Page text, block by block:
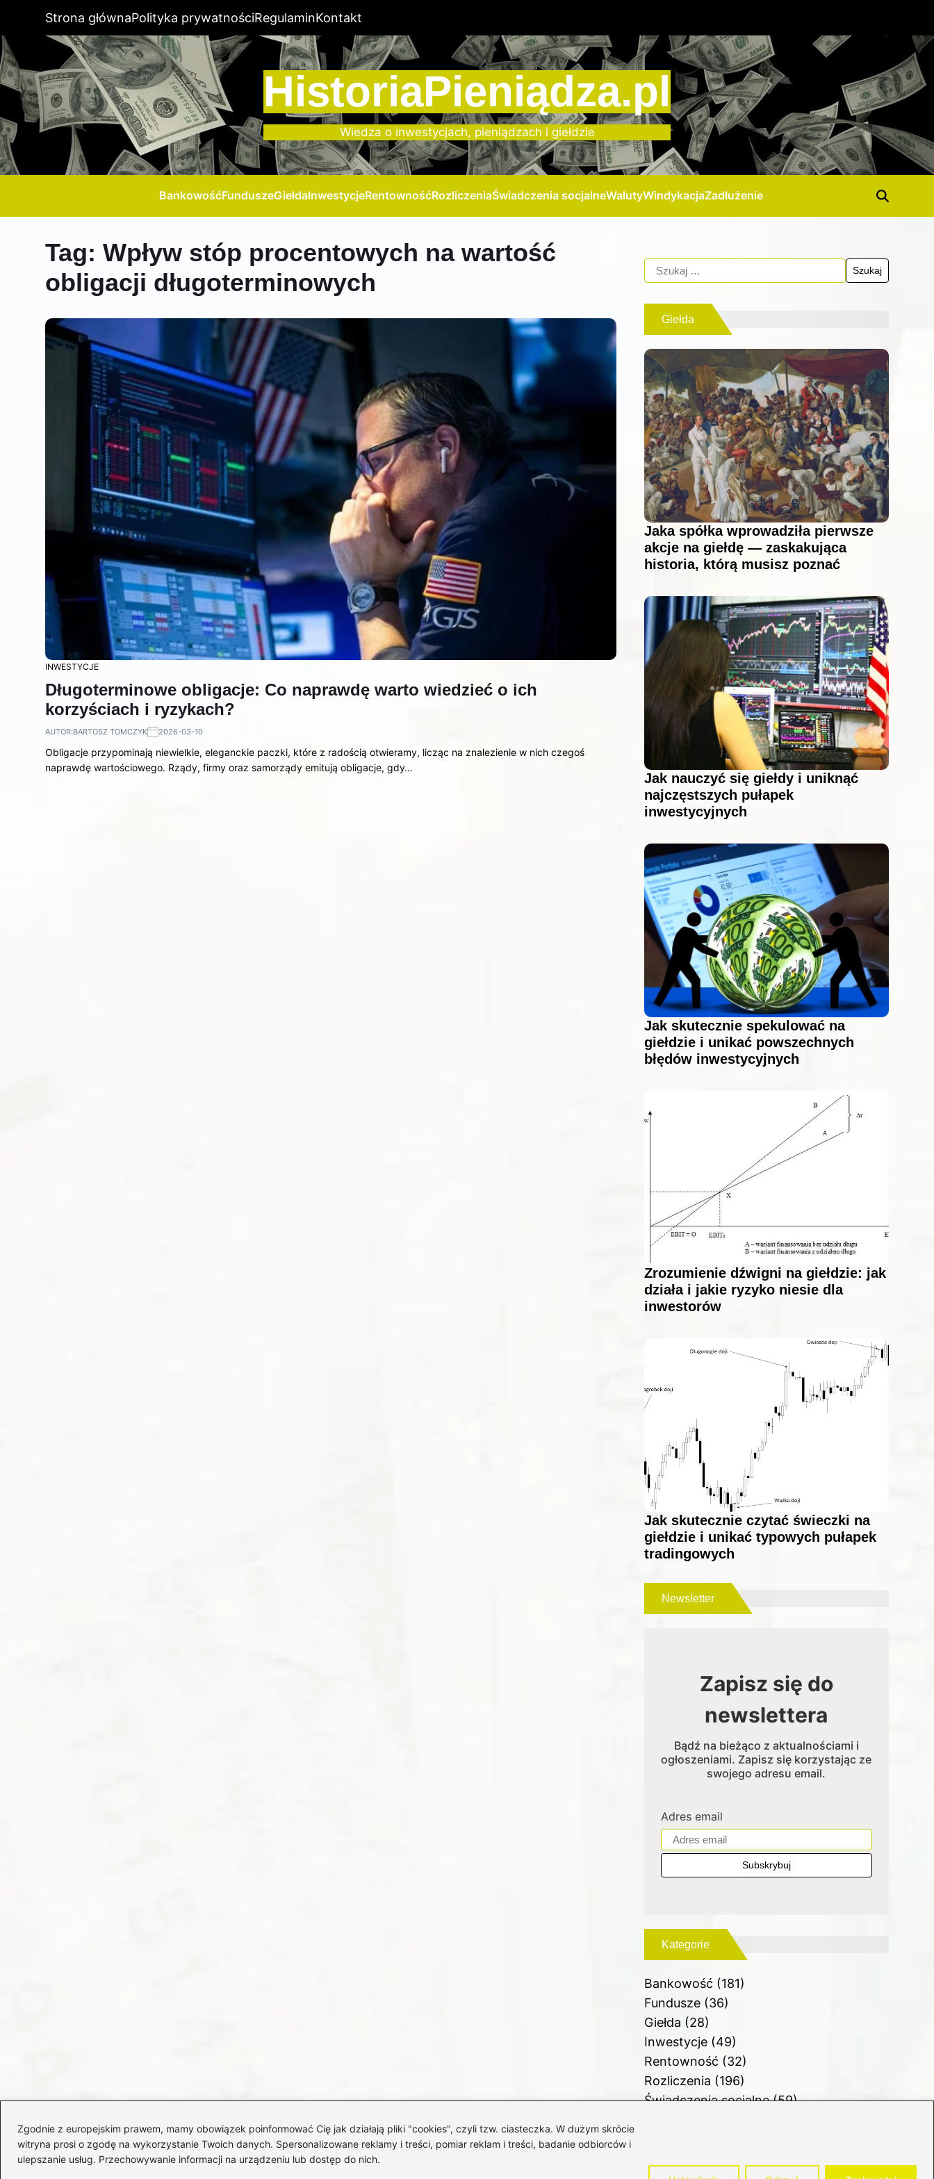
Zgodnie z europejskim prawem, mamy obowiązek poinformować Cię jak działają pliki "cookies", czyli tzw. ciasteczka. W dużym skrócie
witryna prosi o zgodę na wykorzystanie Twoich danych. Spersonalizowane reklamy i treści, pomiar reklam i treści, badanie odbiorców i
ulepszanie usług. Przechowywanie informacji na urządzeniu lub dostęp do nich.
Strona głównaPolityka prywatnościRegulaminKontakt
HistoriaPieniądza.pl
Wiedza o inwestycjach, pieniądzach i giełdzie
BankowośćFunduszeGiełdaInwestycjeRentownośćRozliczeniaŚwiadczenia socjalneWalutyWindykacjaZadłużenie
Tag: Wpływ stóp procentowych na wartość
obligacji długoterminowych
INWESTYCJE
Długoterminowe obligacje: Co naprawdę warto wiedzieć o ich
korzyściach i ryzykach?
AUTOR:BARTOSZ TOMCZYK 2026-03-10
Obligacje przypominają niewielkie, eleganckie paczki, które z radością otwieramy, licząc na znalezienie w nich czegoś
naprawdę wartościowego. Rządy, firmy oraz samorządy emitują obligacje, gdy…
Giełda
Jaka spółka wprowadziła pierwsze
akcje na giełdę — zaskakująca
historia, którą musisz poznać
Jak nauczyć się giełdy i uniknąć
najczęstszych pułapek
inwestycyjnych
Jak skutecznie spekulować na
giełdzie i unikać powszechnych
błędów inwestycyjnych
Zrozumienie dźwigni na giełdzie: jak
działa i jakie ryzyko niesie dla
inwestorów
Jak skutecznie czytać świeczki na
giełdzie i unikać typowych pułapek
tradingowych
Newsletter
Zapisz się do
newslettera
Bądź na bieżąco z aktualnościami i
ogłoszeniami. Zapisz się korzystając ze
swojego adresu email.
Adres email
Kategorie
Bankowość (181)
Fundusze(36)
Giełda (28)
Inwestycje(49)
Rentowność (32)
Rozliczenia (196)
Świadczenia socjalne(59)